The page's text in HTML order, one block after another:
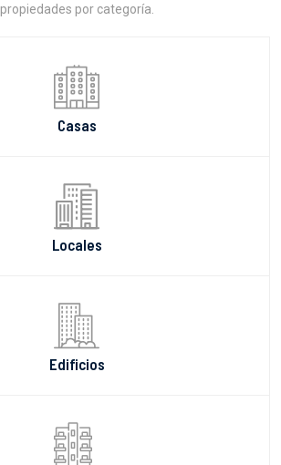
propiedades por categoría.
Casas
Locales
Edificios